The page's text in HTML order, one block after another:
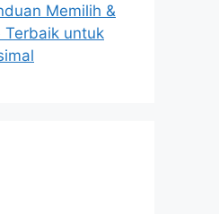
Memilih &
Terbaik untuk